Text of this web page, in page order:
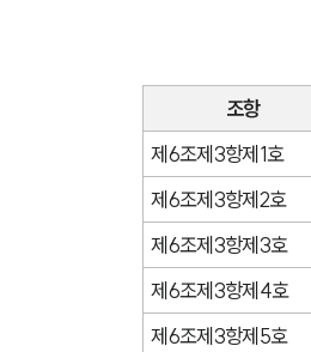
조항
제6조제3항제1호
제6조제3항제2호
제6조제3항제3호
제6조제3항제4호
제6조제3항제5호